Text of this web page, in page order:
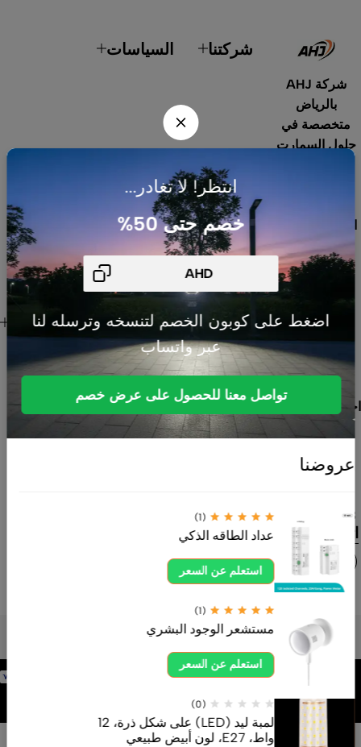
انتظر! لا تغادر...
خصم حتى 50%
اضغط على كوبون الخصم لتنسخه وترسله لنا
عبر واتساب
تواصل معنا للحصول على عرض خصم
عروضنا
(1)
عداد الطاقه الذكي
استعلم عن السعر
(1)
مستشعر الوجود البشري
استعلم عن السعر
(0)
لمبة ليد (LED) على شكل ذرة، 12
واط، E27، لون أبيض طبيعي
شركة AHJ
بالرياض
متخصصة في
حلول السمارت
والخارجية،
المنتجات
الكهربائية،
المستشعرات
والقواطع. نوفر
منتجات عالية
احتياجات المنازل
وخدمة موثوقة.
0554605558
اتصل بنا الآن
شركتنا
روابط هامة
للعميل
السياسات
برمجة وتطوير
شركة